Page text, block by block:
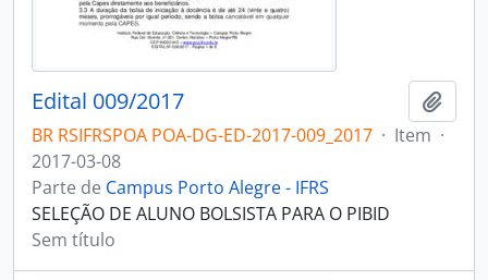
Edital 009/2017
BR RSIFRSPOA POA-DG-ED-2017-009_2017 · Item ·
2017-03-08
Parte de Campus Porto Alegre - IFRS
SELEÇÃO DE ALUNO BOLSISTA PARA O PIBID
Sem título